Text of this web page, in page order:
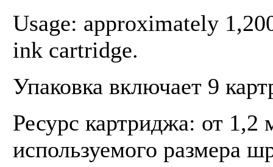
Usage: approximately
ink cartridge.
Упаковка включает 9
Ресурс картриджа: от
используемого размера